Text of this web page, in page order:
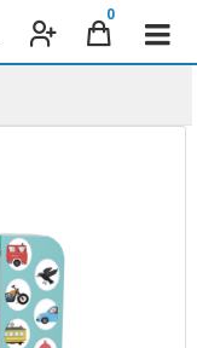
0